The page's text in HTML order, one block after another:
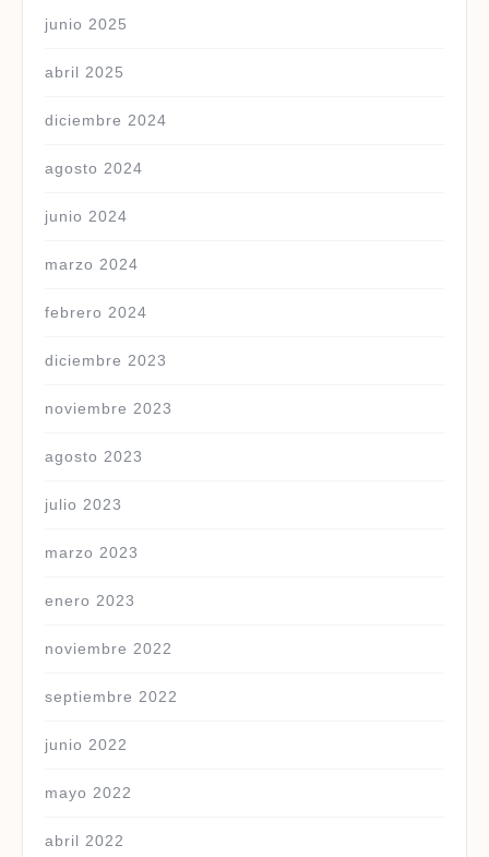
junio 2025
abril 2025
diciembre 2024
agosto 2024
junio 2024
marzo 2024
febrero 2024
diciembre 2023
noviembre 2023
agosto 2023
julio 2023
marzo 2023
enero 2023
noviembre 2022
septiembre 2022
junio 2022
mayo 2022
abril 2022